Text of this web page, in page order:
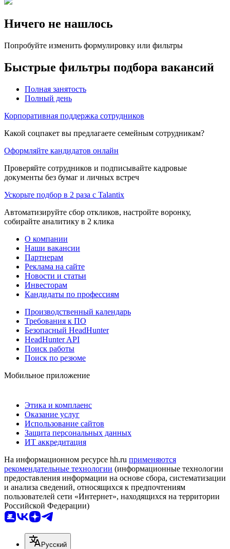
Ничего не нашлось
Попробуйте изменить формулировку или фильтры
Быстрые фильтры подбора вакансий
Полная занятость
Полный день
Корпоративная поддержка сотрудников
Какой соцпакет вы предлагаете семейным сотрудникам?
Оформляйте кандидатов онлайн
Проверяйте сотрудников и подписывайте кадровые
документы без бумаг и личных встреч
Ускорьте подбор в 2 раза с Talantix
Автоматизируйте сбор откликов, настройте воронку,
собирайте аналитику в 2 клика
О компании
Наши вакансии
Партнерам
Реклама на сайте
Новости и статьи
Инвесторам
Кандидаты по профессиям
Производственный календарь
Требования к ПО
Безопасный HeadHunter
HeadHunter API
Поиск работы
Поиск по резюме
Мобильное приложение
Этика и комплаенс
Оказание услуг
Использование сайтов
Защита персональных данных
ИТ аккредитация
На информационном ресурсе hh.ru применяются
рекомендательные технологии (информационные технологии
предоставления информации на основе сбора, систематизации
и анализа сведений, относящихся к предпочтениям
пользователей сети «Интернет», находящихся на территории
Российской Федерации)
Русский